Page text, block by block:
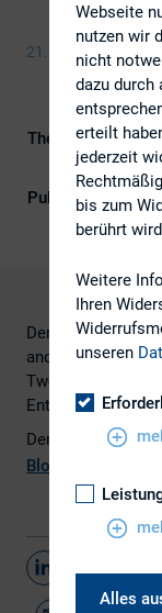
21. Juli 2016
Themengebiete
Publikationsform
Der Beitrag
andere
Tweets und die
Den vollständigen
Blog
Webseite
nutzen wir
nicht
dazu durch
erteilt
jederzeit
bis zum
berührt
Weitere
Ihren
unseren
Alles